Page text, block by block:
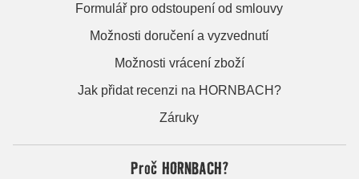
Formulář pro odstoupení od smlouvy
Možnosti doručení a vyzvednutí
Možnosti vrácení zboží
Jak přidat recenzi na HORNBACH?
Záruky
Proč HORNBACH?